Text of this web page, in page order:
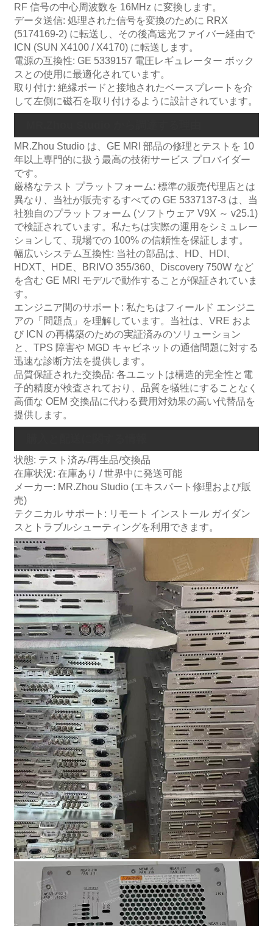
RF 信号の中心周波数を 16MHz に変換します。
データ送信: 処理された信号を変換のために RRX
(5174169-2) に転送し、その後高速光ファイバー経由で
ICN (SUN X4100 / X4170) に転送します。
電源の互換性: GE 5339157 電圧レギュレーター ボック
スとの使用に最適化されています。
取り付け: 絶縁ボードと接地されたベースプレートを介
して左側に磁石を取り付けるように設計されています。
MR.Zhou Studio は、GE MRI 部品の修理とテストを 10
年以上専門的に扱う最高の技術サービス プロバイダー
です。
厳格なテスト プラットフォーム: 標準の販売代理店とは
異なり、当社が販売するすべての GE 5337137-3 は、当
社独自のプラットフォーム (ソフトウェア V9X ～ v25.1)
で検証されています。私たちは実際の運用をシミュレー
ションして、現場での 100% の信頼性を保証します。
幅広いシステム互換性: 当社の部品は、HD、HDI、
HDXT、HDE、BRIVO 355/360、Discovery 750W など
を含む GE MRI モデルで動作することが保証されていま
す。
エンジニア間のサポート: 私たちはフィールド エンジニ
アの「問題点」を理解しています。当社は、VRE およ
び ICN の再構築のための実証済みのソリューション
と、TPS 障害や MGD キャビネットの通信問題に対する
迅速な診断方法を提供します。
品質保証された交換品: 各ユニットは構造的完全性と電
子的精度が検査されており、品質を犠牲にすることなく
高価な OEM 交換品に代わる費用対効果の高い代替品を
提供します。
状態: テスト済み/再生品/交換品
在庫状況: 在庫あり / 世界中に発送可能
メーカー: MR.Zhou Studio (エキスパート修理および販
売)
テクニカル サポート: リモート インストール ガイダン
スとトラブルシューティングを利用できます。